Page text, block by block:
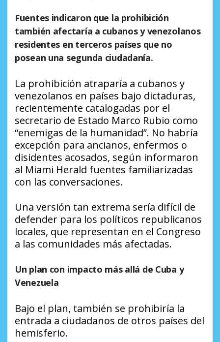
Fuentes indicaron que la prohibición
también afectaría a cubanos y venezolanos
residentes en terceros países que no
posean una segunda ciudadanía.
La prohibición atraparía a cubanos y
venezolanos en países bajo dictaduras,
recientemente catalogadas por el
secretario de Estado Marco Rubio como
“enemigas de la humanidad”. No habría
excepción para ancianos, enfermos o
disidentes acosados, según informaron
al Miami Herald fuentes familiarizadas
con las conversaciones.
Una versión tan extrema sería difícil de
defender para los políticos republicanos
locales, que representan en el Congreso
a las comunidades más afectadas.
Un plan con impacto más allá de Cuba y
Venezuela
Bajo el plan, también se prohibiría la
entrada a ciudadanos de otros países del
hemisferio.